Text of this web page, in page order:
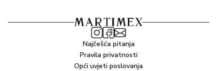
Najčešća pitanja
Pravila privatnosti
Opći uvjeti poslovanja